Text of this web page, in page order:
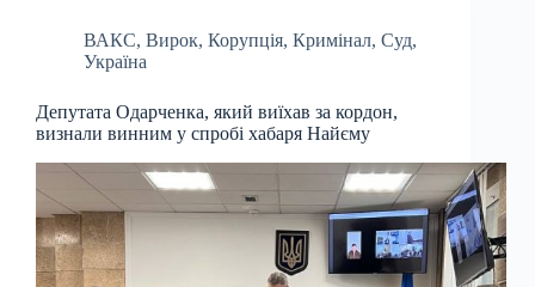
ВАКС, Вирок, Корупція, Кримінал, Суд,
Україна
Депутата Одарченка, який виїхав за кордон,
визнали винним у спробі хабаря Найєму